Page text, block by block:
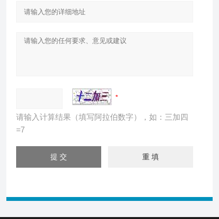
请输入计算结果（填写阿拉伯数字），如：三加四
=7